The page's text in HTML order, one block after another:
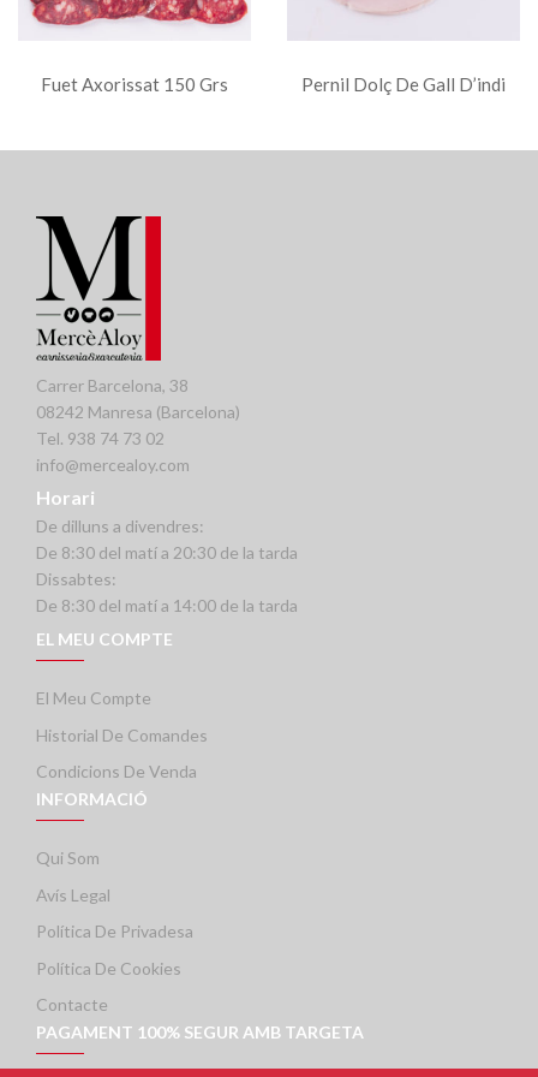
Fuet Axorissat 150 Grs
Pernil Dolç De Gall D’indi
Carrer Barcelona, 38
08242 Manresa (Barcelona)
Tel. 938 74 73 02
info@mercealoy.com
Horari
De dilluns a divendres:
De 8:30 del matí a 20:30 de la tarda
Dissabtes:
De 8:30 del matí a 14:00 de la tarda
EL MEU COMPTE
El Meu Compte
Historial De Comandes
Condicions De Venda
INFORMACIÓ
Qui Som
Avís Legal
Política De Privadesa
Política De Cookies
Contacte
PAGAMENT 100% SEGUR AMB TARGETA